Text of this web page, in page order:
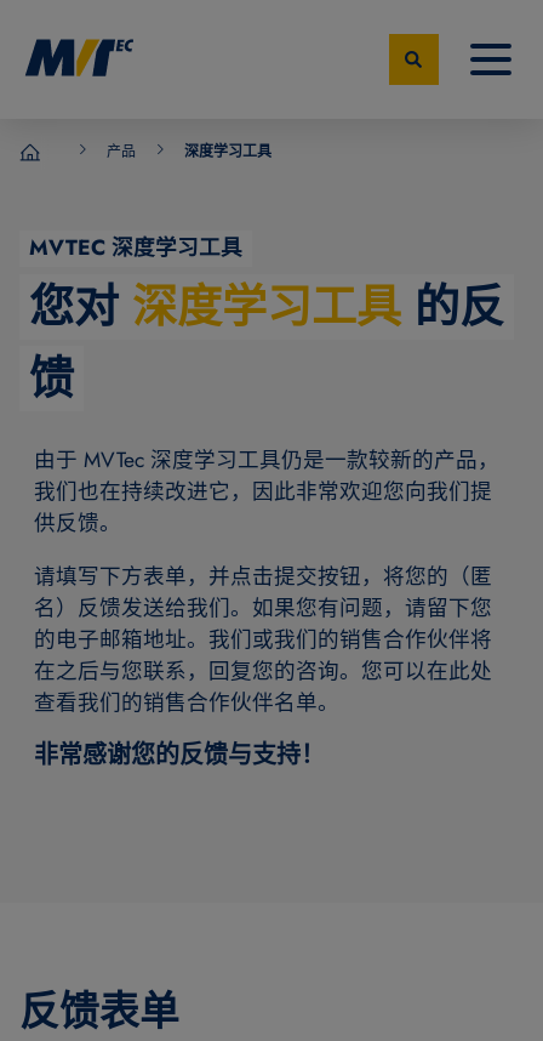
产品 深度学习工具
MVTEC 深度学习工具
您对 深度学习工具的反
馈
由于 MVTec 深度学习工具仍是一款较新的产品，
我们也在持续改进它，因此非常欢迎您向我们提
供反馈。
请填写下方表单，并点击提交按钮，将您的（匿
名）反馈发送给我们。如果您有问题，请留下您
的电子邮箱地址。我们或我们的销售合作伙伴将
在之后与您联系，回复您的咨询。您可以在此处
查看我们的销售合作伙伴名单。
非常感谢您的反馈与支持！
反馈表单